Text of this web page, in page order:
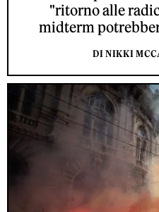
"ritorno alle
midterm
DI NIKKI